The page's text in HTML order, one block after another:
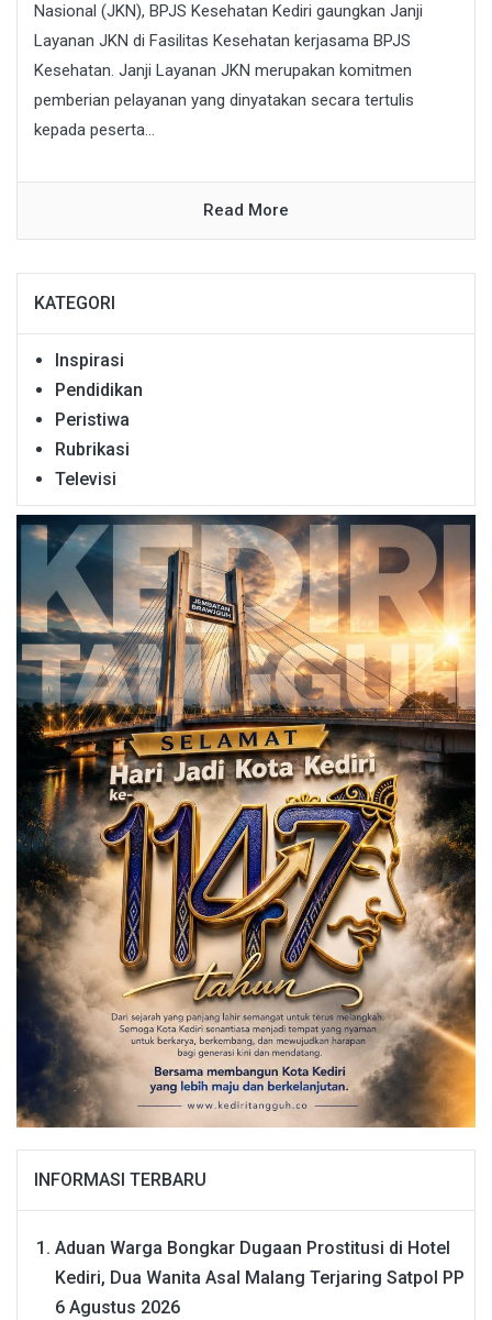
Nasional (JKN), BPJS Kesehatan Kediri gaungkan Janji
Layanan JKN di Fasilitas Kesehatan kerjasama BPJS
Kesehatan. Janji Layanan JKN merupakan komitmen
pemberian pelayanan yang dinyatakan secara tertulis
kepada peserta...
Read More
KATEGORI
Inspirasi
Pendidikan
Peristiwa
Rubrikasi
Televisi
INFORMASI TERBARU
Aduan Warga Bongkar Dugaan Prostitusi di Hotel
Kediri, Dua Wanita Asal Malang Terjaring Satpol PP
6 Agustus 2026